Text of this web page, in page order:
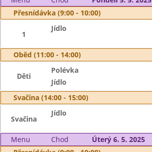
Přesnídávka (9:00 - 10:00)
1
Jídlo
Oběd (11:00 - 14:00)
Děti
Polévka
Jídlo
Svačina (14:00 - 15:00)
Svačina
Jídlo
Menu Chod
Úterý 6. 5. 2025